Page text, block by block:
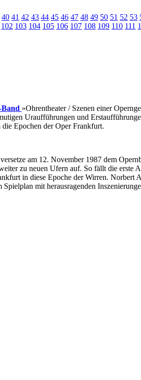
40 41 42 43 44 45 46 47 48 49 50 51 52 53
102 103 104 105 106 107 108 109 110 111
Band »Ohrentheater / Szenen einer
Uraufführungen und
Epochen der Oper Frankfurt.
am 12. November 1987 dem
zu neuen Ufern auf. So fällt die erste
in diese Epoche der Wirren. Norbert
mit herausragenden